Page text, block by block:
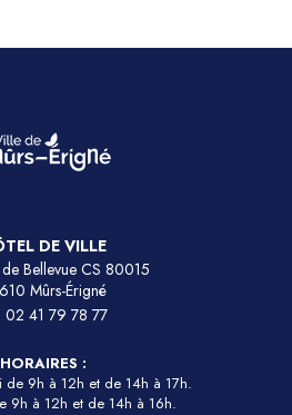
DE VILLE
Bellevue CS 80015
Mûrs-Érigné
02 41 79 78 77
HORAIRES :
de 9h à 12h et de 14h à 17h.
9h à 12h et de 14h à 16h.